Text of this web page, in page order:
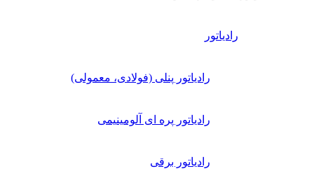
رادیاتور
رادیاتور پنلی (فولادی، معمولی)
رادیاتور پره ای آلومینیمی
رادیاتور برقی